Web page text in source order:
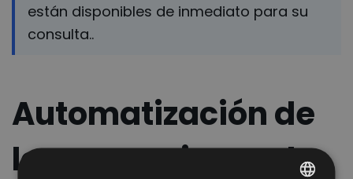
están disponibles de inmediato para su
consulta..
Automatización de
las operaciones de